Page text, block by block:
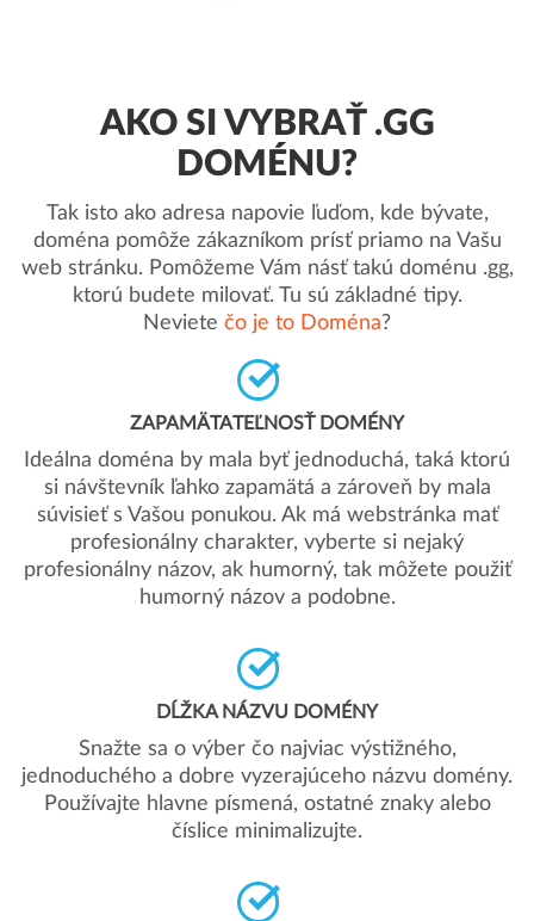
AKO SI VYBRAŤ .GG
DOMÉNU?
Tak isto ako adresa napovie ľuďom, kde bývate,
doména pomôže zákazníkom prísť priamo na Vašu
web stránku. Pomôžeme Vám násť takú doménu .gg,
ktorú budete milovať. Tu sú základné tipy.
Neviete čo je to Doména?
ZAPAMÄTATEĽNOSŤ DOMÉNY
Ideálna doména by mala byť jednoduchá, taká ktorú
si návštevník ľahko zapamätá a zároveň by mala
súvisieť s Vašou ponukou. Ak má webstránka mať
profesionálny charakter, vyberte si nejaký
profesionálny názov, ak humorný, tak môžete použiť
humorný názov a podobne.
DĹŽKA NÁZVU DOMÉNY
Snažte sa o výber čo najviac výstižného,
jednoduchého a dobre vyzerajúceho názvu domény.
Používajte hlavne písmená, ostatné znaky alebo
číslice minimalizujte.